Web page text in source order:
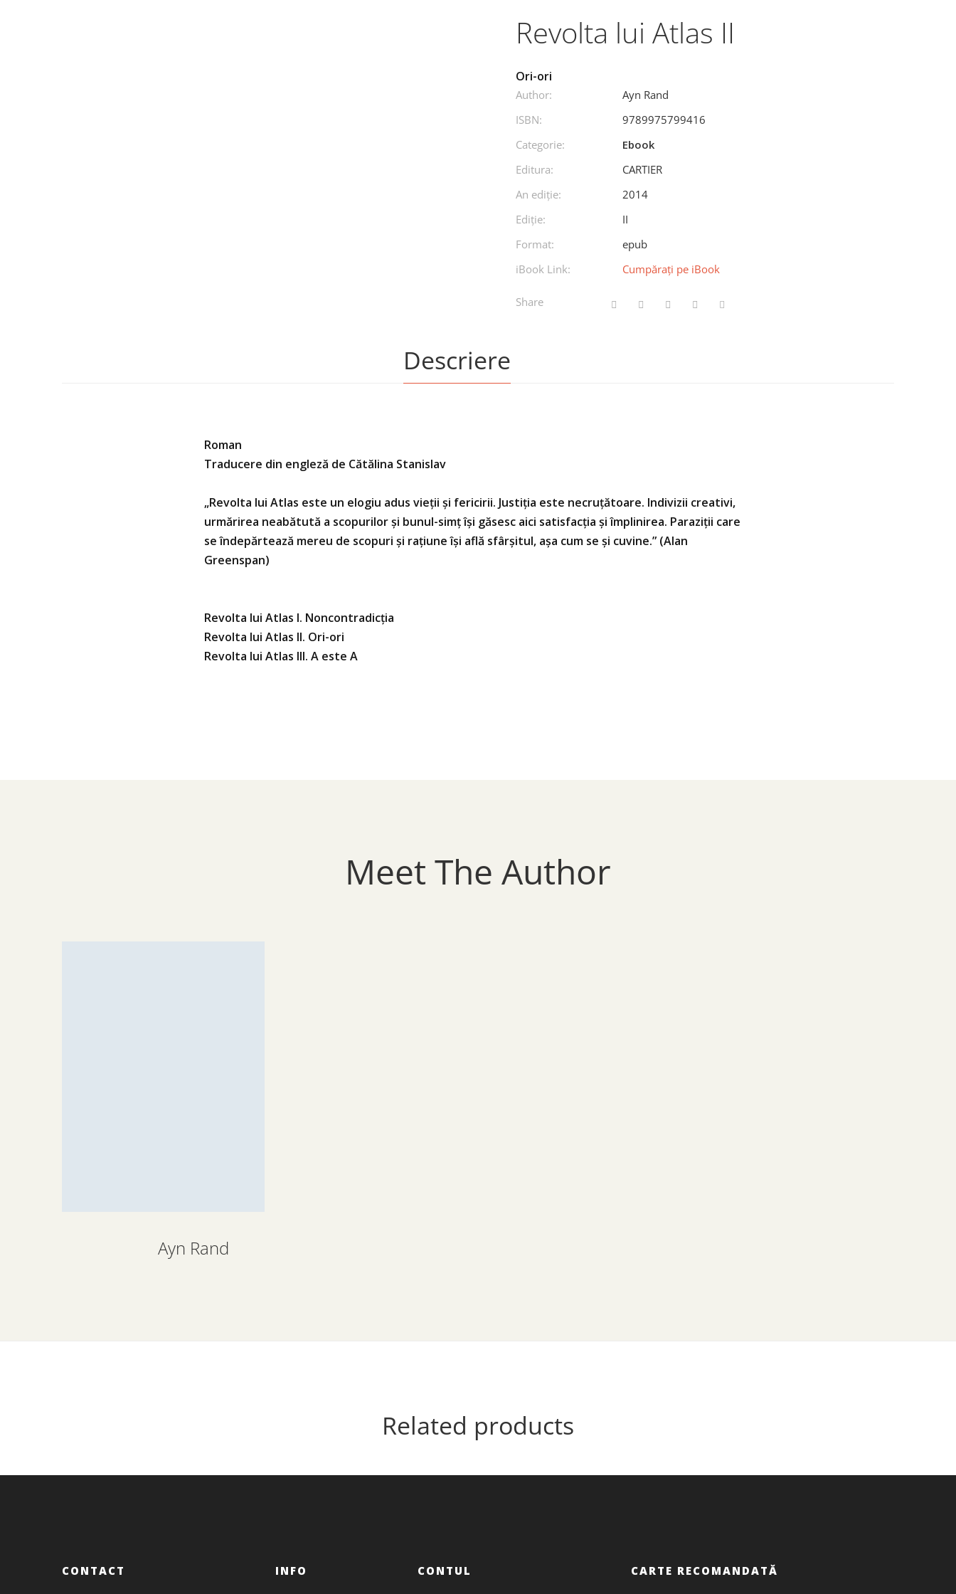
Revolta lui Atlas II
Ori-ori
Author:
Ayn Rand
ISBN:
9789975799416
Categorie:
Ebook
Editura:
CARTIER
An ediţie:
2014
Ediţie:
II
Format:
epub
iBook Link:
Cumpărați pe iBook
Share
Descriere
Roman
Traducere din engleză de Cătălina Stanislav
„Revolta lui Atlas este un elogiu adus vieții și fericirii. Justiția este necruțătoare. Indivizii creativi,
urmărirea neabătută a scopurilor și bunul-simț își găsesc aici satisfacția și împlinirea. Paraziții care
se îndepărtează mereu de scopuri și rațiune își află sfârșitul, așa cum se și cuvine.” (Alan
Greenspan)
Revolta lui Atlas I. Noncontradicția
Revolta lui Atlas II. Ori-ori
Revolta lui Atlas III. A este A
Meet The Author
Ayn Rand
Related products
CONTACT INFO CONTUL CARTE RECOMANDATĂ